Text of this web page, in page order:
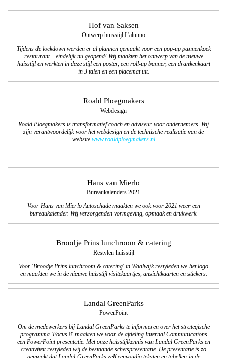
Hof van Saksen
Ontwerp huisstijl L'alunno
Tijdens de lockdown werden er al plannen gemaakt voor een pop-up pannenkoek
restaurant... eindelijk nu geopend! Wij maakten het ontwerp van de nieuwe
huisstijl en werkten in deze stijl een poster, een roll-up banner, een drankenkaart
in 3 talen en een placemat uit.
Roald Ploegmakers
Webdesign
Roald Ploegmakers is transformatief coach en adviseur voor ondernemers. Wij
zijn verantwoordelijk voor het webdesign en de technische realisatie van de
website www.roaldploegmakers.nl
Hans van Mierlo
Bureaukalenders 2021
Voor Hans van Mierlo Autoschade maakten we ook voor 2021 weer een
bureaukalender. Wij verzorgenden vormgeving, opmaak en drukwerk.
Broodje Prins lunchroom & catering
Restylen huisstijl
Voor 'Broodje Prins lunchroom & catering' in Waalwijk restyleden we het logo
en maakten we in de nieuwe huisstijl visitekaartjes, ansichtkaarten en stickers.
Landal GreenParks
PowerPoint
Om de medewerkers bij Landal GreenParks te informeren over het strategische
programma 'Focus 8' maakten we voor de afdeling Internal Communications
een PowerPoint presentatie. Met onze huisstijlkennis van Landal GreenParks en
creativiteit restyleden wij de bestaande schetspresentatie. De presentatie is zo